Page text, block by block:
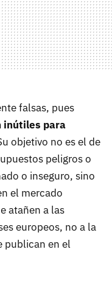
falsas, pues
inútiles para
objetivo no es el de
peligros o
o inseguro, sino
el mercado
atañen a las
europeos, no a la
publican en el